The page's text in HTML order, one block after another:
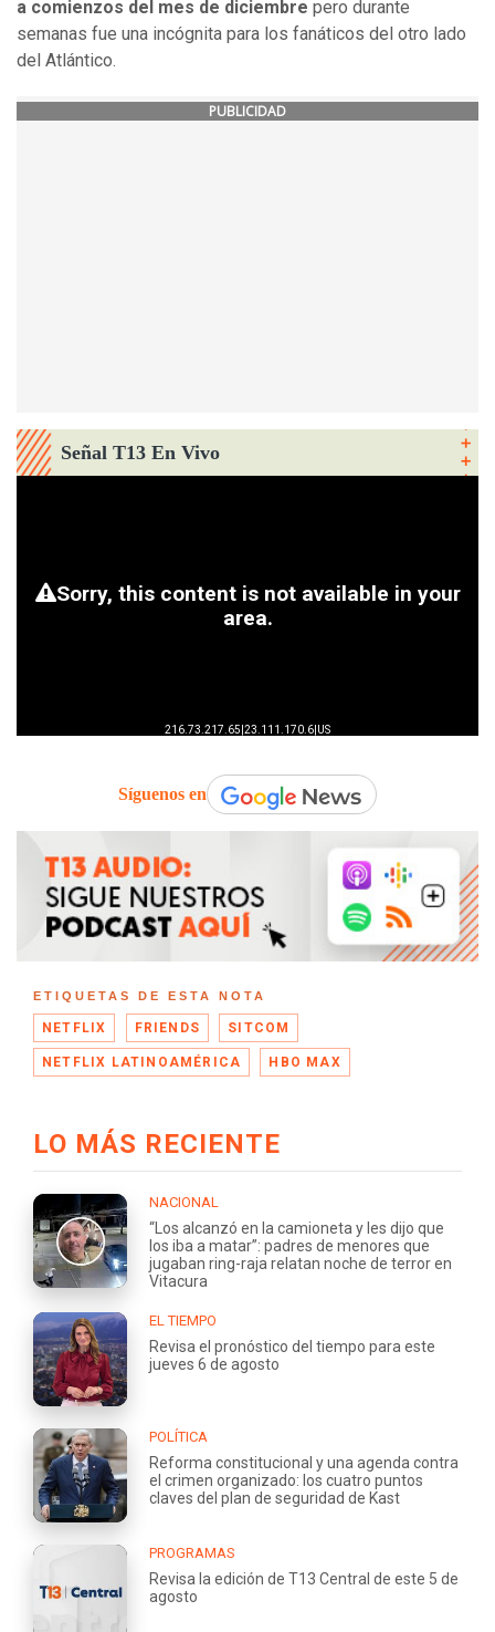
a comienzos del mes de diciembre pero durante
semanas fue una incógnita para los fanáticos del otro lado
del Atlántico.
PUBLICIDAD
Señal T13 En Vivo
Síguenos en
ETIQUETAS DE ESTA NOTA
NETFLIX FRIENDS SITCOM
NETFLIX LATINOAMÉRICA HBO MAX
LO MÁS RECIENTE
NACIONAL
“Los alcanzó en la camioneta y les dijo que
los iba a matar”: padres de menores que
jugaban ring-raja relatan noche de terror en
Vitacura
EL TIEMPO
Revisa el pronóstico del tiempo para este
jueves 6 de agosto
POLÍTICA
Reforma constitucional y una agenda contra
el crimen organizado: los cuatro puntos
claves del plan de seguridad de Kast
PROGRAMAS
Revisa la edición de T13 Central de este 5 de
agosto